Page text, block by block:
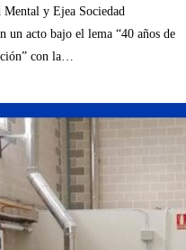
Mental y Ejea Sociedad
un acto bajo el lema “40 años de
con la…